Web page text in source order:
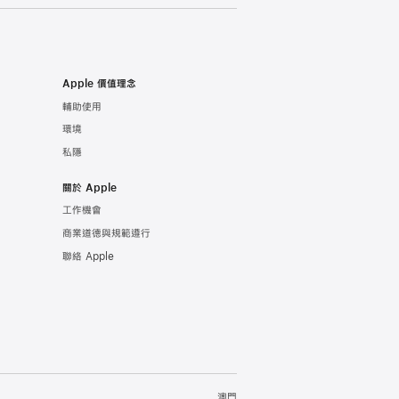
Apple 價值理念
輔助使用
環境
私隱
關於 Apple
工作機會
商業道德與規範遵行
聯絡 Apple